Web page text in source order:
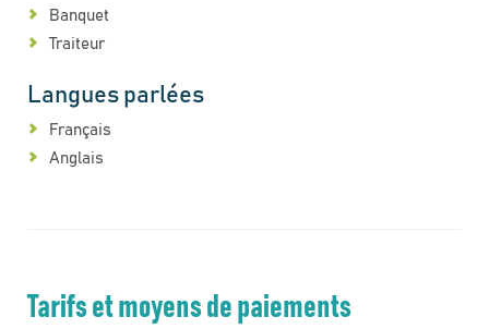
Banquet
Traiteur
Langues parlées
Français
Anglais
Tarifs et moyens de paiements